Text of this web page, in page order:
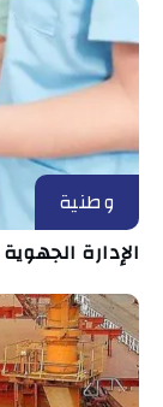
وطنية
الإدارة